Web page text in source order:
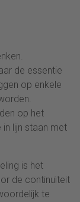
de essentie
op enkele
op het
lijn staan met
is het
de continuïteit
te